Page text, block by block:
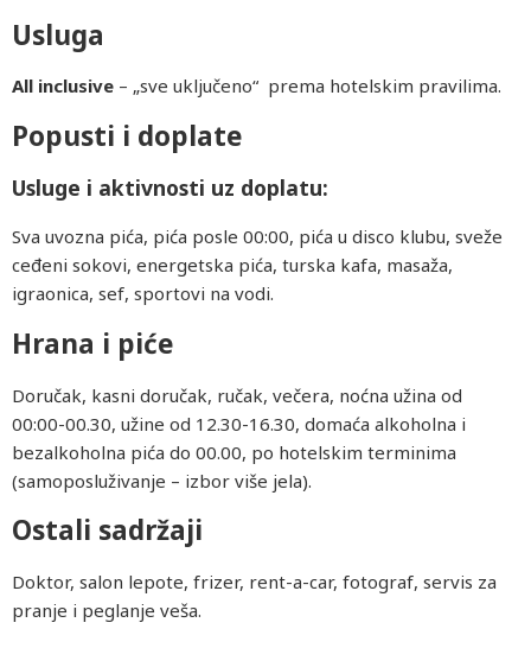
Usluga
All inclusive – „sve uključeno“ prema hotelskim pravilima.
Popusti i doplate
Usluge i aktivnosti uz doplatu:
Sva uvozna pića, pića posle 00:00, pića u disco klubu, sveže
ceđeni sokovi, energetska pića, turska kafa, masaža,
igraonica, sef, sportovi na vodi.
Hrana i piće
Doručak, kasni doručak, ručak, večera, noćna užina od
00:00-00.30, užine od 12.30-16.30, domaća alkoholna i
bezalkoholna pića do 00.00, po hotelskim terminima
(samoposluživanje – izbor više jela).
Ostali sadržaji
Doktor, salon lepote, frizer, rent-a-car, fotograf, servis za
pranje i peglanje veša.